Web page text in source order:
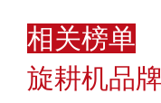
相关榜单
旋耕机品